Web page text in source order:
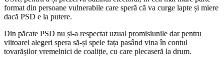
format din persoane vulnerabile care speră că va curge lapte și miere
dacă PSD e la putere.
Din păcate PSD nu și-a respectat uzual promisiunile dar pentru
viitoarel alegeri spera să-și spele fața pasând vina în contul
tovarășilor vremelnici de coaliție, cu care plecaseră la drum.